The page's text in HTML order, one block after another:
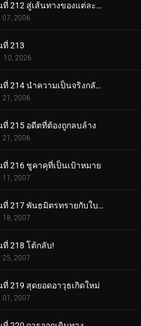
ตอนที่ 212 สู่เส้นทางของแต่ละคน
07, 2006
ที่ 213
10, 2026
ตอนที่ 214 นำความเป็นจริงกลับคืนมา
21, 2006
ที่ 215 อดีตที่ต้องถูกลบล้าง
21, 2006
ที่ 216 ชูคาคุที่เป็นเป้าหมาย
11, 2007
ตอนที่ 217 พันธมิตรทรายกับใบไม้ชิโนบิ
18, 2007
ที่ 218 โต้กลับ!
25, 2007
ที่ 219 สุดยอดอาวุธเกิดใหม่
01, 2007